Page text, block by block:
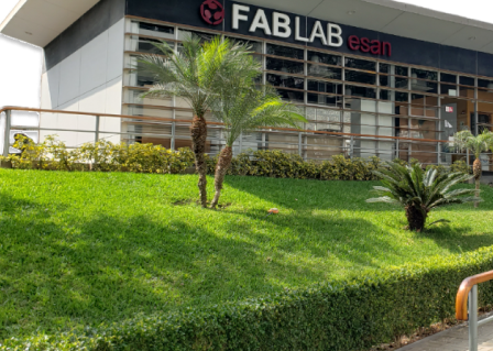
Más información